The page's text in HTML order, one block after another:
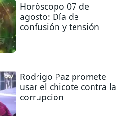
Horóscopo 07 de
agosto: Día de
confusión y tensión
Rodrigo Paz promete
usar el chicote contra la
corrupción